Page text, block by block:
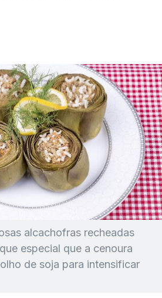
alcachofras recheadas
especial que a cenoura
de soja para intensificar